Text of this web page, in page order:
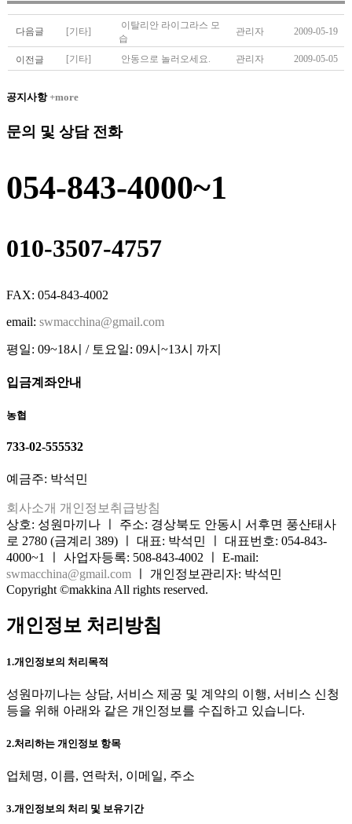
다음글 [기타]
이탈리안 라이그라스 모
습
관리자 2009-05-19
이전글 [기타] 안동으로 놀러오세요. 관리자 2009-05-05
공지사항+more
문의 및 상담 전화
054-843-4000~1
010-3507-4757
FAX: 054-843-4002
email: swmacchina@gmail.com
평일: 09~18시 / 토요일: 09시~13시 까지
입금계좌안내
농협
733-02-555532
예금주: 박석민
회사소개 개인정보취급방침
상호: 성원마끼나 ㅣ 주소: 경상북도 안동시 서후면 풍산태사
로 2780 (금계리 389) ㅣ 대표: 박석민 ㅣ 대표번호: 054-843-
4000~1 ㅣ 사업자등록: 508-843-4002 ㅣ E-mail:
swmacchina@gmail.com ㅣ 개인정보관리자: 박석민
Copyright ©makkina All rights reserved.
개인정보 처리방침
1.개인정보의 처리목적
성원마끼나는 상담, 서비스 제공 및 계약의 이행, 서비스 신청
등을 위해 아래와 같은 개인정보를 수집하고 있습니다.
2.처리하는 개인정보 항목
업체명, 이름, 연락처, 이메일, 주소
3.개인정보의 처리 및 보유기간